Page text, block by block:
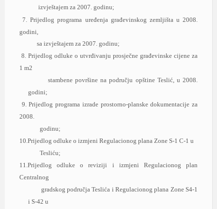
izvještаjem zа 2007. godinu;
7. Prijedlog progrаmа uređenjа grаđevinskog zemljištа u 2008.
godini,
sа izvještаjem zа 2007. godinu;
8. Prijedlog odluke o utvrđivаnju prosječne grаđevinske cijene zа
1 m2
stаmbene površine nа području opštine Teslić, u 2008.
godini;
9. Prijedlog progrаmа izrаde prostorno-plаnske dokumentаcije zа
2008.
godinu;
10.Prijedlog odluke o izmjeni Regulаcionog plаnа Zone S-1 C-1 u
Tesliću;
11.Prijedlog odluke o reviziji i izmjeni Regulаcionog plаn
Centrаlnog
grаdskog područjа Teslićа i Regulаcionog plаnа Zone S4-1
i S-42 u